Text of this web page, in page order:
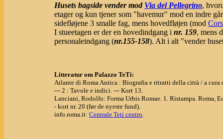
Husets bagside vender mod Via del Pellegrino,
etager og kun tjener som "havemur" mod en indre
sidefløjene 3 smalle fag, mens hovedfløjen (mod
I stueetagen er der en hovedindgang i nr. 159, mens
personaleindgang (nr.155-158). Alt i alt "vender
Litteratur om Palazzo TeTi:
Atlante di Roma Antica : Biografia e ritratti della città / a
--- 2 : Tavole e indici. --- Kort 13.
Lanciani, Rodolfo: Forma Urbis Romae. 1. Ristampa. Roma,
- kort nr. 20 (før de nyeste fund).
info.roma.it: Centrale Teti centro.